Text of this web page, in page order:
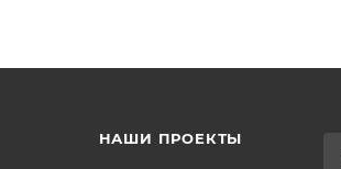
НАШИ ПРОЕКТЫ